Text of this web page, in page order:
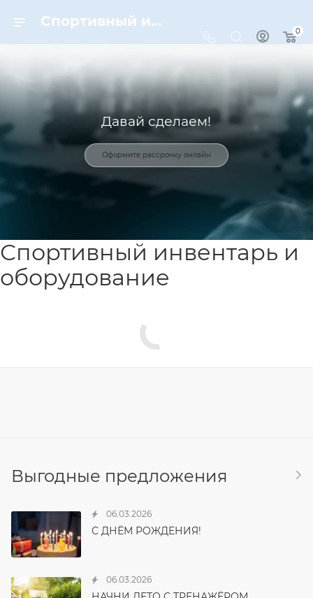
Спортивный инвентарь и оборудование для спорта в Москве | Dynamic-Sport
0
Давай сделаем!
Оформите рассрочку онлайн
Спортивный инвентарь и
оборудование
Выгодные предложения
06.03.2026
С ДНЁМ РОЖДЕНИЯ!
06.03.2026